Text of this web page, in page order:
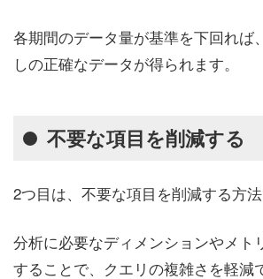
各期間のデータ量が基準を下回れば
しの正確なデータが得られます。
不要な項目を削減する
2つ目は、不要な項目を削減する方法
分析に必要なディメンションやメト
することで、クエリの複雑さを軽減